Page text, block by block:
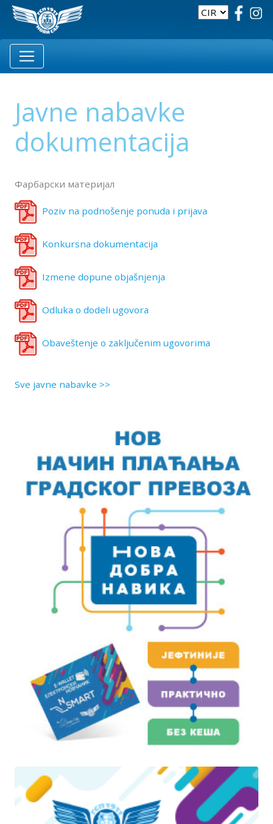
Javne nabavke
dokumentacija
Фарбарски материјал
Poziv na podnošenje ponuda i prijava
Konkursna dokumentacija
Izmene dopune objašnjenja
Odluka o dodeli ugovora
Obaveštenje o zaključenim ugovorima
Sve javne nabavke >>